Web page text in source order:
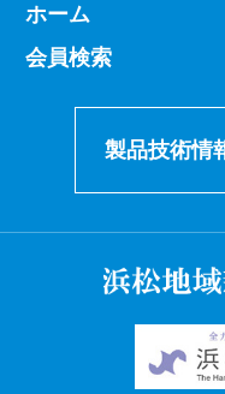
ホーム
会員検索
製品技術情